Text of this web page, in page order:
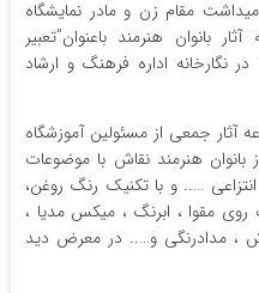
مقام زن و مادر نمایشگاه
بانوان هنرمند باعنوان”تعبیر
شکفتن” از تاریخ ۳تا ۶ دی ماه ۱۴۰۳ در نگارخانه اداره فرهنگ و ارشاد
۳۵ اثر از مجموعه آثار جمعی از مسئولین آموزشگاه
هنرمند نقاش با موضوعات
….. و با تکنیک رنگ روغن،
روی مقوا ، ابرنگ ، میکس مدیا ،
، مدادرنگی و….. در معرض دید